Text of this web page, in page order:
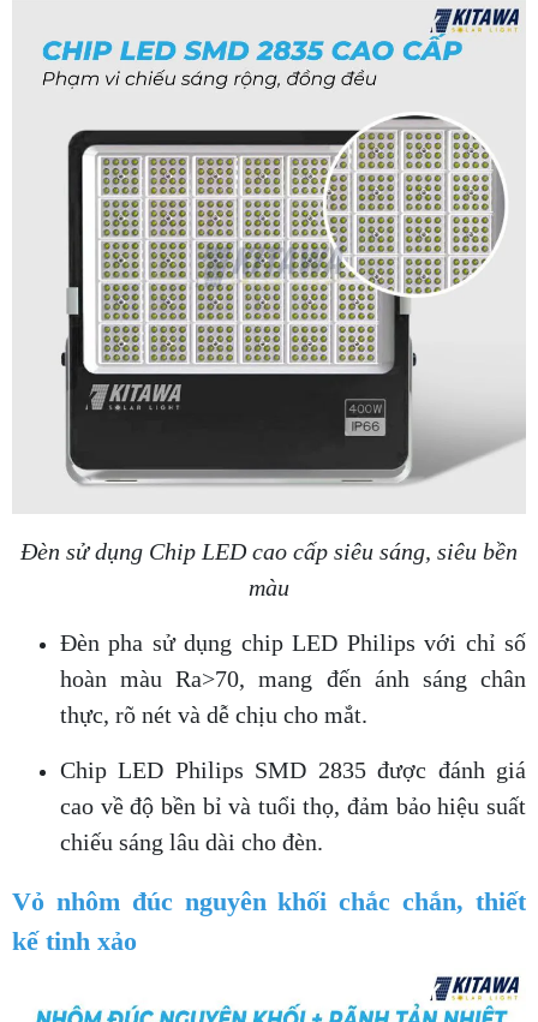
Đèn sử dụng Chip LED cao cấp siêu sáng, siêu bền
màu
Đèn pha sử dụng chip LED Philips với chỉ số
hoàn màu Ra>70, mang đến ánh sáng chân
thực, rõ nét và dễ chịu cho mắt.
Chip LED Philips SMD 2835 được đánh giá
cao về độ bền bỉ và tuổi thọ, đảm bảo hiệu suất
chiếu sáng lâu dài cho đèn.
Vỏ nhôm đúc nguyên khối chắc chắn, thiết
kế tinh xảo